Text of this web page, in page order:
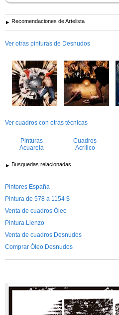
Recomendaciones de Artelista
Ver otras pinturas de Desnudos
Ver cuadros con otras técnicas
Pinturas
Acuarela
Cuadros
Acrílico
Busquedas relacionadas
Pintores España
Pintura de 578 a 1154 $
Venta de cuadros Óleo
Pintura Lienzo
Venta de cuadros Desnudos
Comprar Óleo Desnudos